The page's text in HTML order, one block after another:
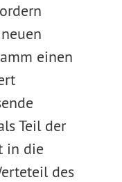
einen
Teil der
in die
des